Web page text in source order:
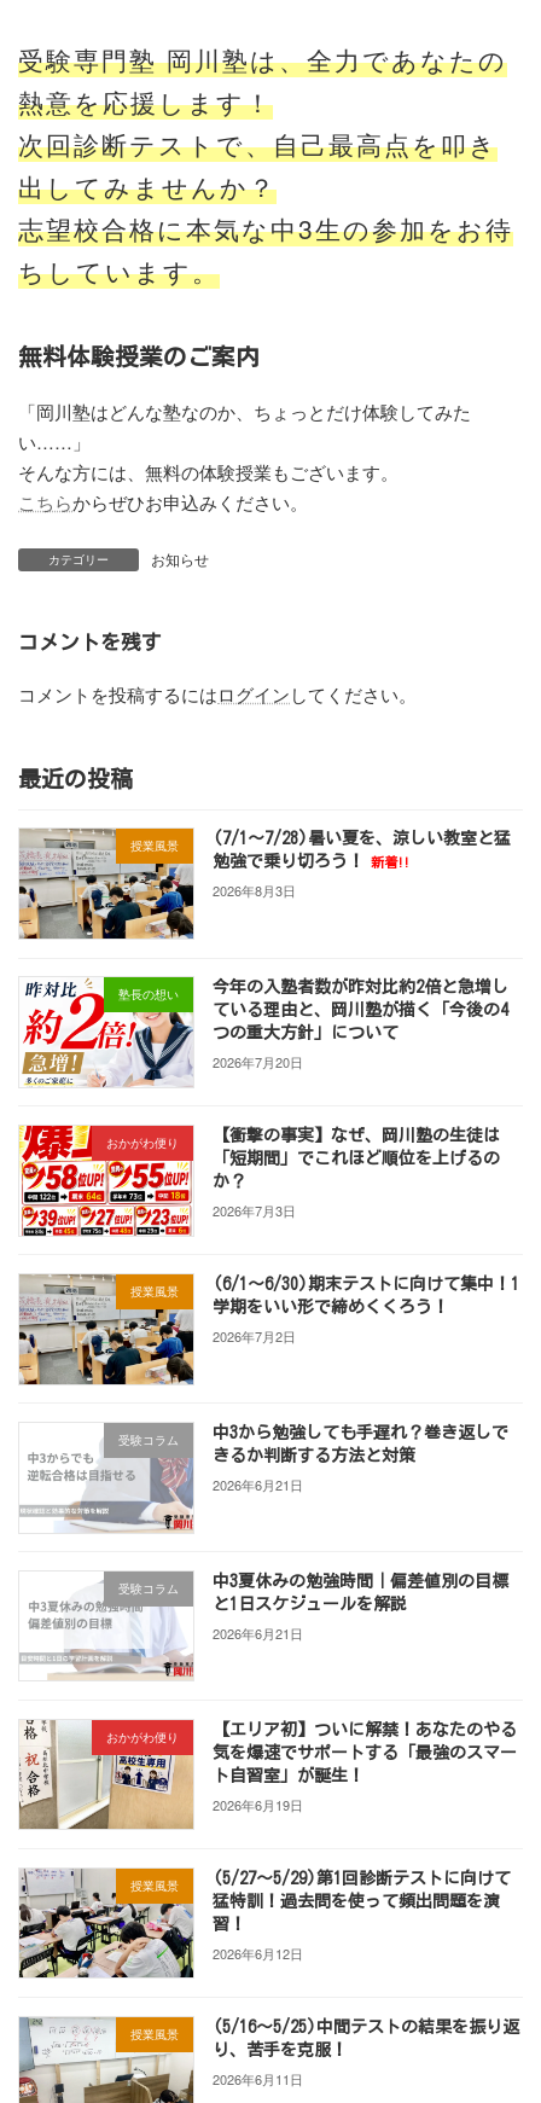
受験専門塾 岡川塾は、全力であなたの
熱意を応援します！
次回診断テストで、自己最高点を叩き
出してみませんか？
志望校合格に本気な中3生の参加をお待
ちしています。
無料体験授業のご案内
「岡川塾はどんな塾なのか、ちょっとだけ体験してみた
い……」
そんな方には、無料の体験授業もございます。
こちらからぜひお申込みください。
カテゴリー お知らせ
コメントを残す
コメントを投稿するにはログインしてください。
最近の投稿
授業風景
(7/1～7/28)暑い夏を、涼しい教室と猛
勉強で乗り切ろう！
新着!!
2026年8月3日
塾長の想い
今年の入塾者数が昨対比約2倍と急増し
ている理由と、岡川塾が描く「今後の4
つの重大方針」について
2026年7月20日
おかがわ便り
【衝撃の事実】なぜ、岡川塾の生徒は
「短期間」でこれほど順位を上げるの
か？
2026年7月3日
授業風景
(6/1～6/30)期末テストに向けて集中！1
学期をいい形で締めくくろう！
2026年7月2日
受験コラム
中3から勉強しても手遅れ？巻き返しで
きるか判断する方法と対策
2026年6月21日
受験コラム
中3夏休みの勉強時間｜偏差値別の目標
と1日スケジュールを解説
2026年6月21日
おかがわ便り
【エリア初】ついに解禁！あなたのやる
気を爆速でサポートする「最強のスマー
ト自習室」が誕生！
2026年6月19日
授業風景
(5/27～5/29)第1回診断テストに向けて
猛特訓！過去問を使って頻出問題を演
習！
2026年6月12日
授業風景
(5/16～5/25)中間テストの結果を振り返
り、苦手を克服！
2026年6月11日